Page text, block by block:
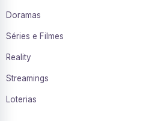
Doramas
Séries e Filmes
Reality
Streamings
Loterias